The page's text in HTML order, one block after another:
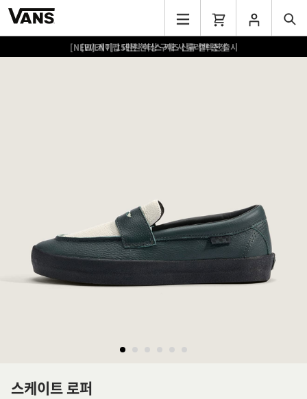
[EVENT] 15만원 이상 구매 시 쿨러백 증정
스케이트 로퍼